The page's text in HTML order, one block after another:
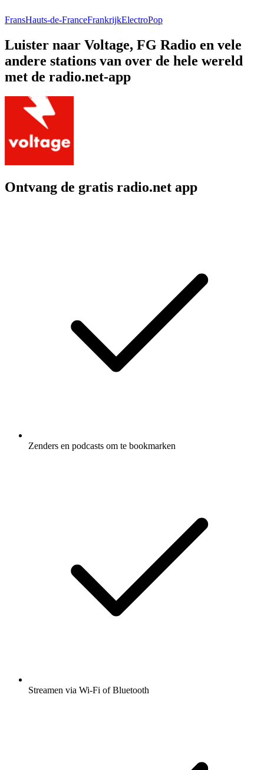
FransHauts-de-FranceFrankrijkElectroPop
Luister naar Voltage, FG Radio en vele
andere stations van over de hele wereld
met de radio.net-app
Ontvang de gratis radio.net app
Zenders en podcasts om te bookmarken
Streamen via Wi-Fi of Bluetooth